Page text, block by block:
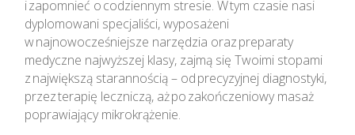
i zapomnieć o codziennym stresie. W tym czasie nasi
dyplomowani specjaliści, wyposażeni
w najnowocześniejsze narzędzia oraz preparaty
medyczne najwyższej klasy, zajmą się Twoimi stopami
z największą starannością – od precyzyjnej diagnostyki,
przez terapię leczniczą, aż po zakończeniowy masaż
poprawiający mikrokrążenie.